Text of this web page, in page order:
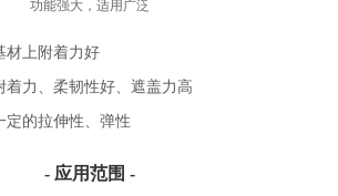
功能强大，适用广泛
上附着力好
力、柔韧性好、遮盖力高
的拉伸性、弹性
- 应用范围 -